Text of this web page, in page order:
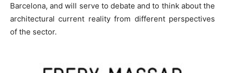
Barcelona, and will serve to debate and to think about the
architectural current reality from different perspectives
of the sector.